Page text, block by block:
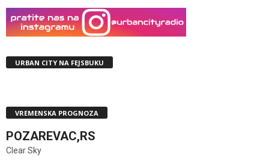
URBAN CITY NA FEJSBUKU
VREMENSKA PROGNOZA
POZAREVAC,RS
Clear Sky